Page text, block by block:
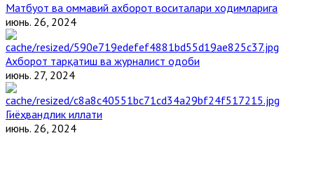
Матбуот ва оммавий ахборот воситалари ходимларига
июнь. 26, 2024
Ахборот тарқатиш ва журналист одоби
июнь. 27, 2024
Гиёҳвандлик иллати
июнь. 26, 2024